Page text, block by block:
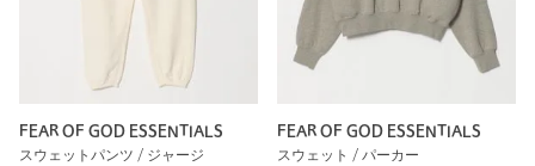
FEAR OF GOD ESSENTIALS
スウェットパンツ / ジャージ
FEAR OF GOD ESSENTIALS
スウェット / パーカー